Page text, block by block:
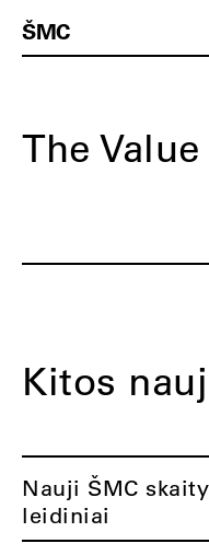
ŠMC
The
Kitos
Nauji ŠMC
leidiniai